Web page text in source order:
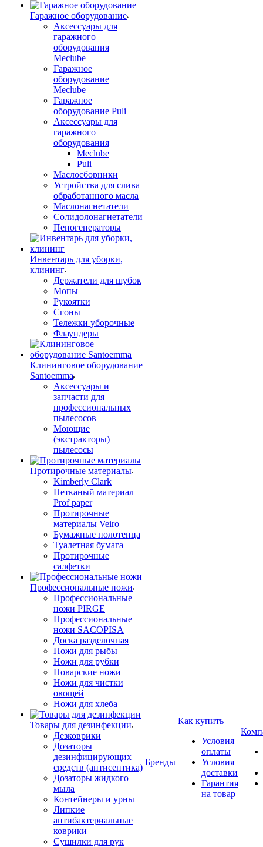
Гаражное оборудование
Аксессуары для
гаражного
оборудования
Meclube
Гаражное
оборудование
Meclube
Гаражное
оборудование Puli
Аксессуары для
гаражного
оборудования
Meclube
Puli
Маслосборники
Устройства для слива
обработанного масла
Маслонагнетатели
Солидолонагнетатели
Пеногенераторы
Инвентарь для уборки,
клининг
Держатели для шубок
Мопы
Рукоятки
Сгоны
Тележки уборочные
Флаундеры
Клининговое оборудование
Santoemma
Аксессуары и
запчасти для
профессиональных
пылесосов
Моющие
(экстракторы)
пылесосы
Протирочные материалы
Kimberly Clark
Нетканый материал
Prof paper
Протирочные
материалы Veiro
Бумажные полотенца
Туалетная бумага
Протирочные
салфетки
Профессиональные ножи
Профессиональные
ножи PIRGE
Профессиональные
ножи SACOPISA
Доска разделочная
Ножи для рыбы
Ножи для рубки
Поварские ножи
Ножи для чистки
овощей
Ножи для хлеба
Товары для дезинфекции
Дезковрики
Дозаторы
дезинфицирующих
средств (антисептика)
Дозаторы жидкого
мыла
Контейнеры и урны
Липкие
антибактериальные
коврики
Сушилки для рук
Бренды
Как купить
Условия
оплаты
Условия
доставки
Гарантия
на товар